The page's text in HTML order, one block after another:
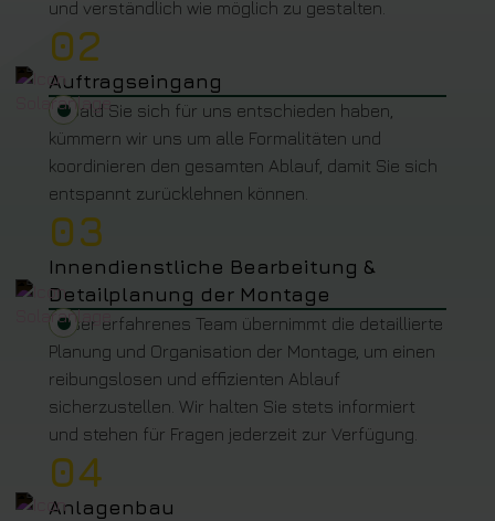
und verständlich wie möglich zu gestalten.
02
Auftragseingang
Sobald Sie sich für uns entschieden haben,
kümmern wir uns um alle Formalitäten und
koordinieren den gesamten Ablauf, damit Sie sich
entspannt zurücklehnen können.
03
Innendienstliche Bearbeitung &
Detailplanung der Montage
Unser erfahrenes Team übernimmt die detaillierte
Planung und Organisation der Montage, um einen
reibungslosen und effizienten Ablauf
sicherzustellen. Wir halten Sie stets informiert
und stehen für Fragen jederzeit zur Verfügung.
04
Anlagenbau